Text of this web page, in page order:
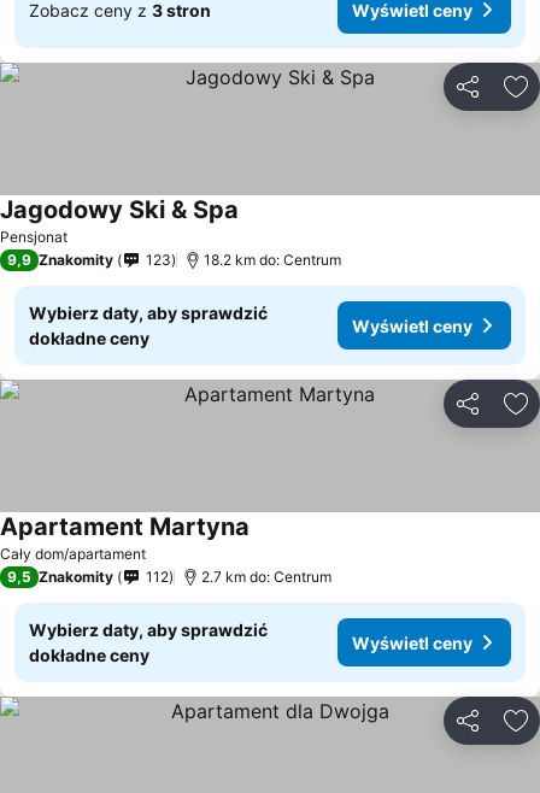
Zobacz ceny z 3 stron Wyświetl ceny
Pensjonat
Jagodowy Ski & Spa
9,9 Znakomity 123 18.2 km do: Centrum
Wybierz daty, aby sprawdzić
dokładne ceny
Wyświetl ceny
Cały dom/apartament
Apartament Martyna
9,5 Znakomity 112 2.7 km do: Centrum
Wybierz daty, aby sprawdzić
dokładne ceny
Wyświetl ceny